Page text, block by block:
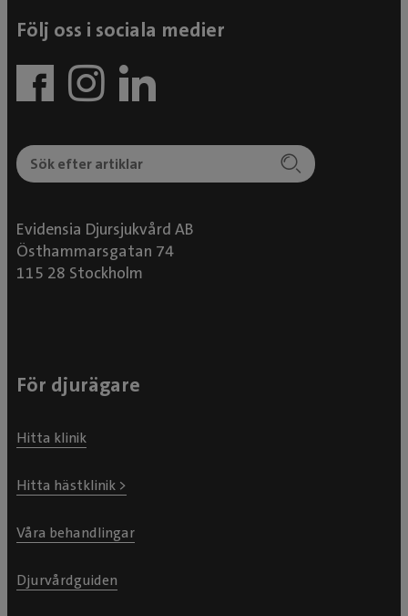
Följ oss i sociala medier
Evidensia Djursjukvård AB
Östhammarsgatan 74
115 28 Stockholm
För djurägare
Hitta klinik
Hitta hästklinik >
Våra behandlingar
Djurvårdguiden